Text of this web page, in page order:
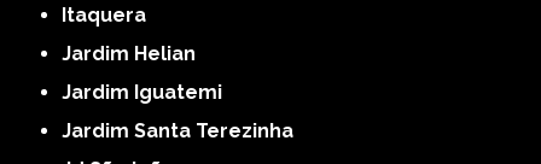
Itaquera
Jardim Helian
Jardim Iguatemi
Jardim Santa Terezinha